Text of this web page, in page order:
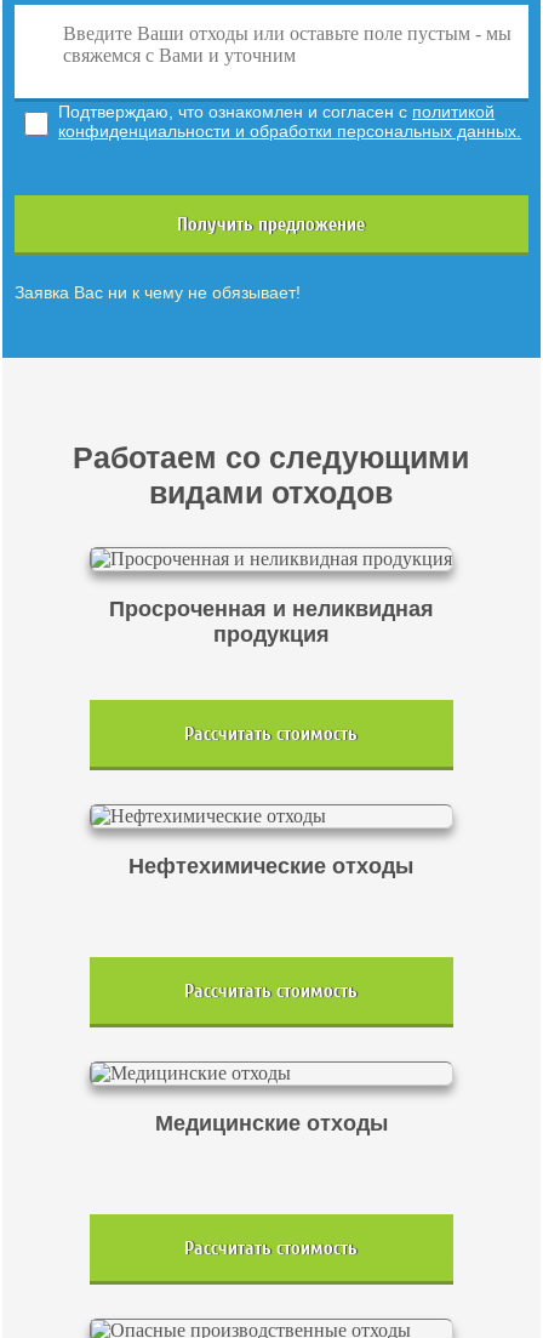
Подтверждаю, что ознакомлен и согласен с политикой
конфиденциальности и обработки персональных данных.
Получить предложение
Заявка Вас ни к чему не обязывает!
Работаем со следующими
видами отходов
Просроченная и неликвидная
продукция
Рассчитать стоимость
Нефтехимические отходы
Рассчитать стоимость
Медицинские отходы
Рассчитать стоимость